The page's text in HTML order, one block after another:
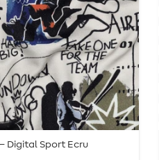
Digital Sport Ecru